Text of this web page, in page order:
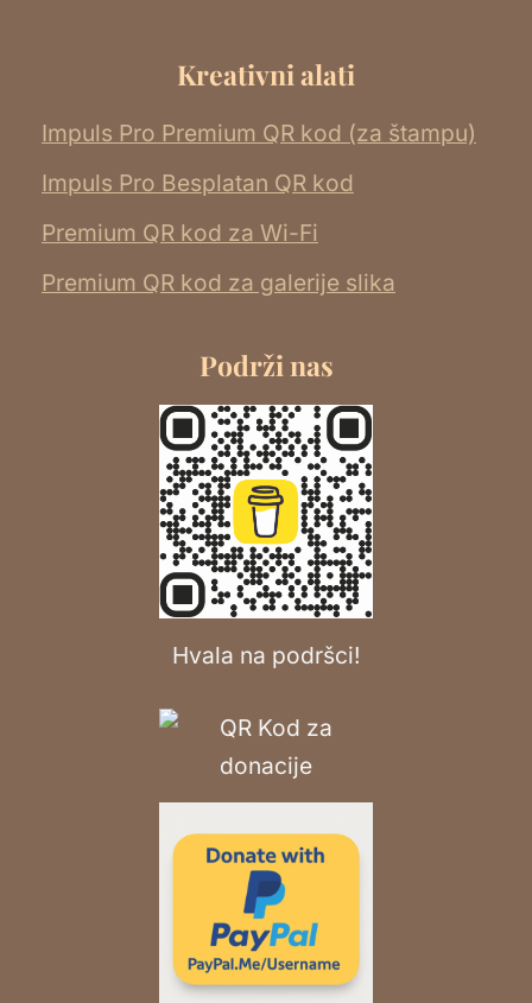
Kreativni alati
Impuls Pro Premium QR kod (za štampu)
Impuls Pro Besplatan QR kod
Premium QR kod za Wi-Fi
Premium QR kod za galerije slika
Podrži nas
Hvala na podršci!